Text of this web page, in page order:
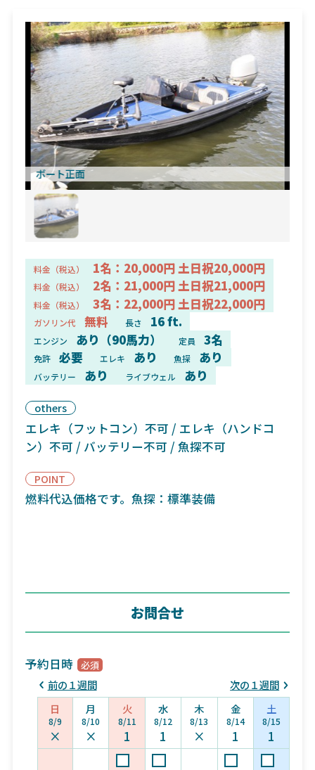
ボート正面
料金（税込） 1名：20,000円 土日祝20,000円
料金（税込） 2名：21,000円 土日祝21,000円
料金（税込） 3名：22,000円 土日祝22,000円
ガソリン代 無料 長さ 16 ft.
エンジン あり（90馬力） 定員 3名
免許 必要 エレキ あり 魚探 あり
バッテリー あり ライブウェル あり
others
エレキ（フットコン）不可 / エレキ（ハンドコ
ン）不可 / バッテリー不可 / 魚探不可
POINT
燃料代込価格です。魚探：標準装備
お問合せ
予約日時
前の１週間
次の１週間
日
8/9
×
月
8/10
×
火
8/11
1
水
8/12
1
木
8/13
×
金
8/14
1
土
8/15
1